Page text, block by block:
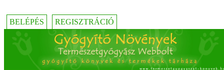
BELÉPÉS REGISZTRÁCIÓ